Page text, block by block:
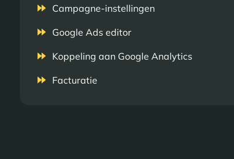
Campagne-instellingen
Google Ads editor
Koppeling aan Google Analytics
Facturatie